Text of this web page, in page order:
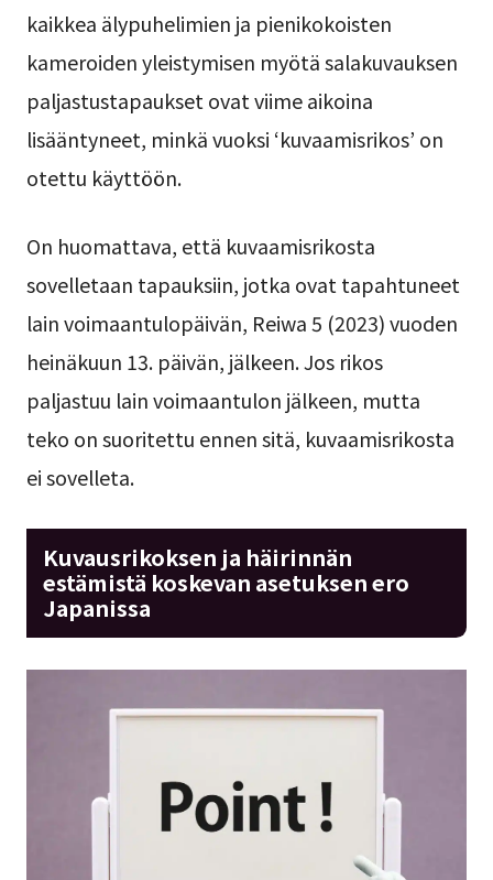
kaikkea älypuhelimien ja pienikokoisten
kameroiden yleistymisen myötä salakuvauksen
paljastustapaukset ovat viime aikoina
lisääntyneet, minkä vuoksi ‘kuvaamisrikos’ on
otettu käyttöön.
On huomattava, että kuvaamisrikosta
sovelletaan tapauksiin, jotka ovat tapahtuneet
lain voimaantulopäivän, Reiwa 5 (2023) vuoden
heinäkuun 13. päivän, jälkeen. Jos rikos
paljastuu lain voimaantulon jälkeen, mutta
teko on suoritettu ennen sitä, kuvaamisrikosta
ei sovelleta.
Kuvausrikoksen ja häirinnän
estämistä koskevan asetuksen ero
Japanissa